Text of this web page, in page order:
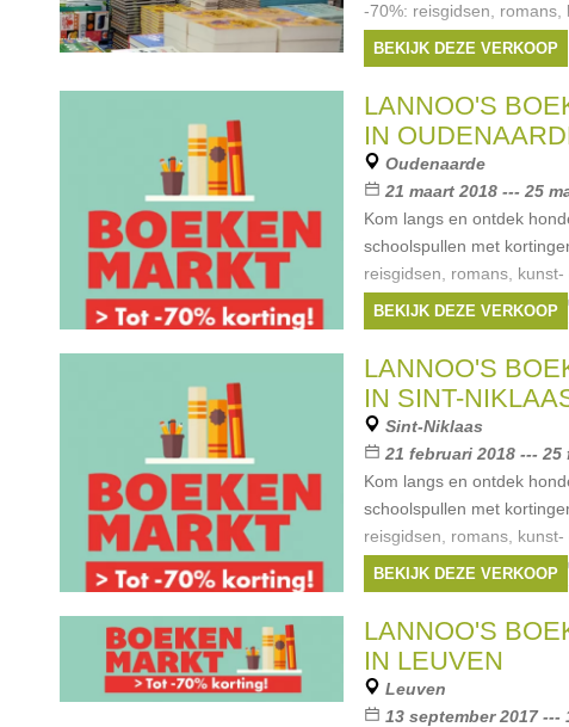
-70%: reisgidsen, romans,
interieurboeken, kinder-
vindt op onze
Merken: Terra
Lannoo , LannooCampus
BEKIJK DEZE VERKOOP
LANNOO'S
IN
Oudenaarde
21 maart 2018 --- 25
Kom langs en ontdek
schoolspullen met
reisgidsen, romans, kunst-
kinder- en jeugdboeken.
Uitgeverij Lannoo,
Meulenhoff,
Merken:
Spectrum,
Uitgeverij Lannoo,
Meulenhoff, ...
BEKIJK DEZE VERKOOP
LANNOO'S
IN SINT-
Sint-Niklaas
21 februari 2018 --- 25
Kom langs en ontdek
schoolspullen met
reisgidsen, romans, kunst-
kinder- en jeugdboeken.
Uitgeverij Lannoo,
Meulenhoff,
Merken:
Spectrum,
Uitgeverij Lannoo
Meulenhoff
BEKIJK DEZE VERKOOP
LANNOO'S
IN LEUVEN
Leuven
13 september 2017 ---